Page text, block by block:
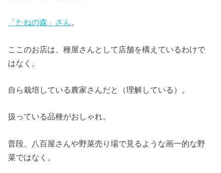
「たねの森」さん。
ここのお店は、種屋さんとして店舗を構えているわけで
はなく。
自ら栽培している農家さんだと（理解している）。
扱っている品種がおしゃれ。
普段、八百屋さんや野菜売り場で見るような画一的な野
菜ではなく。